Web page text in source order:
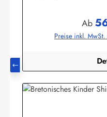
g/m²)
GmbHHeglitzer Str.
Ab
Preise inkl.